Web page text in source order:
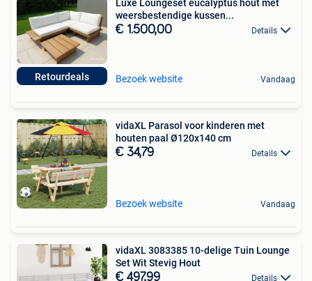
Retourdeals
Luxe Loungeset eucalyptus hout met
weersbestendige kussen...
€ 1.500,00 Details
Bezoek website Vandaag
vidaXL Parasol voor kinderen met
houten paal Ø120x140 cm
€ 34,79 Details
Bezoek website Vandaag
vidaXL 3083385 10-delige Tuin Lounge
Set Wit Stevig Hout
€ 497,99 Details